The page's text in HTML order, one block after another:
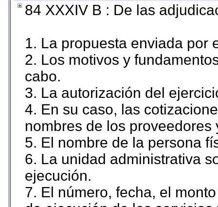
84 XXXIV B : De las
1. La propuesta enviada por
2. Los motivos y
cabo.
3. La autorización del
4. En su caso, las
nombres de los proveedores
5. El nombre de la persona
6. La unidad administrativa
ejecución.
7. El número, fecha, el